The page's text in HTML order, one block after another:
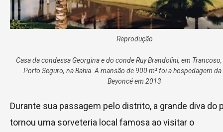
Reprodução
Casa da condessa Georgina e do conde Ruy Brandolini, em
Porto Seguro, na Bahia. A mansão de 900 m² foi a hospedagem
Beyoncé em 2013
Durante sua passagem pelo distrito, a grande diva do
tornou uma sorveteria local famosa ao visitar o